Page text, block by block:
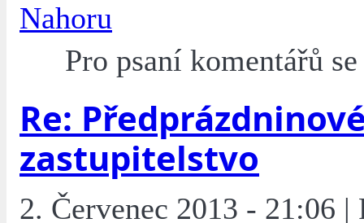
Nahoru
Pro psaní komentářů
Re:
zastupitelstvo
2. Červenec 2013 - 21:06 |